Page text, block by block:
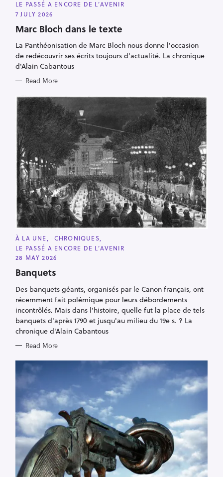
T
E
G
O
R
E
S
LE PASSÉ A ENCORE DE L’AVENIR
7 JULY 2026
Marc Bloch dans le texte
La Panthéonisation de Marc Bloch nous donne l'occasion
de redécouvrir ses écrits toujours d'actualité. La chronique
d'Alain Cabantous
Read More
C
A
T
E
O
R
E
À LA UNE
CHRONIQUES
LE PASSÉ A ENCORE DE L’AVENIR
28 MAY 2026
Banquets
Des banquets géants, organisés par le Canon français, ont
récemment fait polémique pour leurs débordements
incontrôlés. Mais dans l'histoire, quelle fut la place de tels
banquets d'après 1790 et jusqu'au milieu du 19e s. ? La
chronique d'Alain Cabantous
Read More